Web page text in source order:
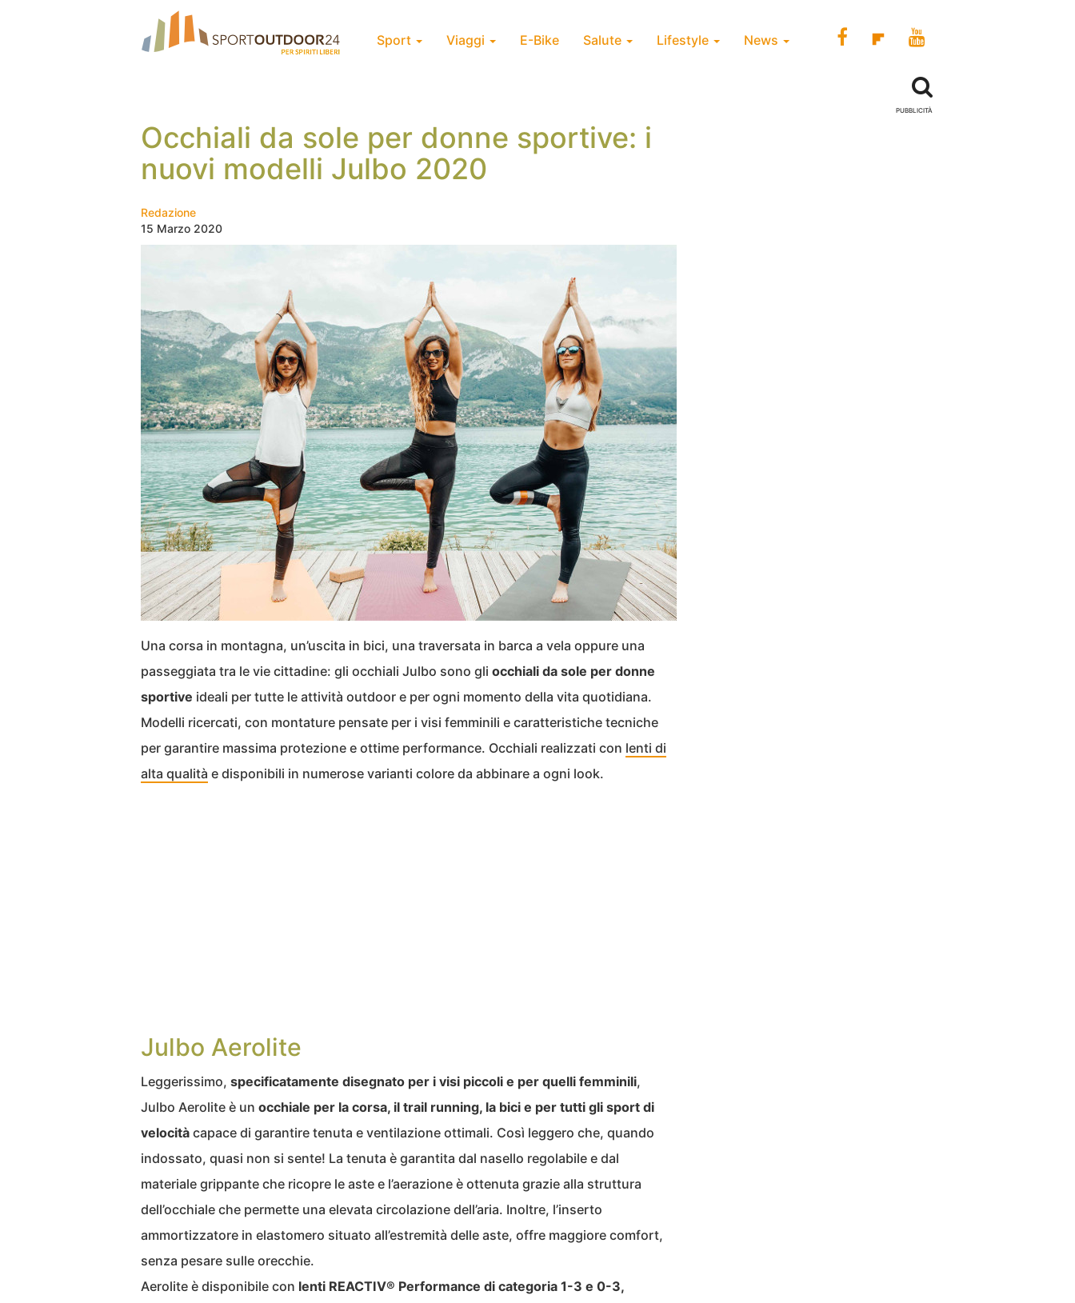
Sport Viaggi E-Bike Salute Lifestyle News
Occhiali da sole per donne sportive: i
nuovi modelli Julbo 2020
Redazione
15 Marzo 2020
Una corsa in montagna, un’uscita in bici, una traversata in barca a vela oppure una
passeggiata tra le vie cittadine: gli occhiali Julbo sono gli occhiali da sole per donne
sportive ideali per tutte le attività outdoor e per ogni momento della vita quotidiana.
Modelli ricercati, con montature pensate per i visi femminili e caratteristiche tecniche
per garantire massima protezione e ottime performance. Occhiali realizzati con lenti di
alta qualità e disponibili in numerose varianti colore da abbinare a ogni look.
Julbo Aerolite
Leggerissimo, specificatamente disegnato per i visi piccoli e per quelli femminili,
Julbo Aerolite è un occhiale per la corsa, il trail running, la bici e per tutti gli sport di
velocità capace di garantire tenuta e ventilazione ottimali. Così leggero che, quando
indossato, quasi non si sente! La tenuta è garantita dal nasello regolabile e dal
materiale grippante che ricopre le aste e l’aerazione è ottenuta grazie alla struttura
dell’occhiale che permette una elevata circolazione dell’aria. Inoltre, l’inserto
ammortizzatore in elastomero situato all’estremità delle aste, offre maggiore comfort,
senza pesare sulle orecchie.
Aerolite è disponibile con lenti REACTIV® Performance di categoria 1-3 e 0-3,
PUBBLICITÀ